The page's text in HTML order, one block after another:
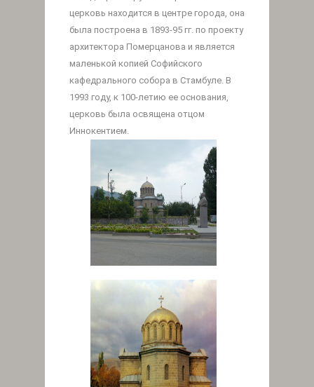
церковь находится в центре города, она
была построена в 1893-95 гг. по проекту
архитектора Померцанова и является
маленькой копией Софийского
кафедрального собора в Стамбуле. В
1993 году, к 100-летию ее основания,
церковь была освящена отцом
Иннокентием.